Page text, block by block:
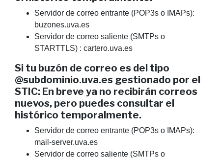
Servidor de correo entrante (POP3s o IMAPs):
buzones.uva.es
Servidor de correo saliente (SMTPs o
STARTTLS) : cartero.uva.es
Si tu buzón de correo es del tipo
@subdominio.uva.es gestionado por el
STIC: En breve ya no recibirán correos
nuevos, pero puedes consultar el
histórico temporalmente.
Servidor de correo entrante (POP3s o IMAPs):
mail-server.uva.es
Servidor de correo saliente (SMTPs o